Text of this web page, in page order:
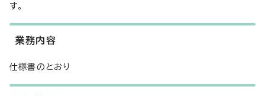
す。
業務内容
仕様書のとおり